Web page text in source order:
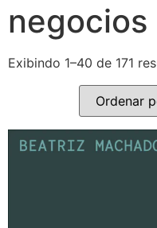
negocios
Exibindo 1–40 de 171